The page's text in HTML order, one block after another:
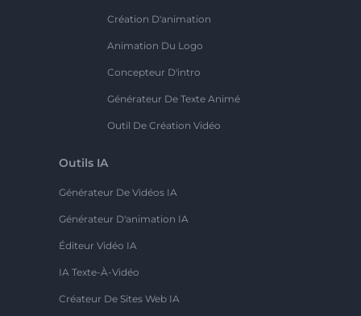
Création D'animation
Animation Du Logo
Concepteur D'intro
Générateur De Texte Animé
Outil De Création Vidéo
Outils IA
Générateur De Vidéos IA
Générateur D'animation IA
Éditeur Vidéo IA
IA Texte-À-Vidéo
Créateur De Sites Web IA